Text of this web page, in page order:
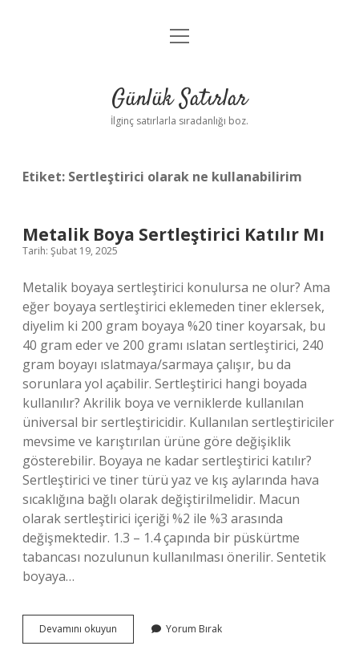
Anasayfa
Yasal Uyarı
menüyü
Günlük Satırlar
İlginç satırlarla sıradanlığı boz.
Etiket: Sertleştirici olarak ne kullanabilirim
Metalik Boya Sertleştirici Katılır Mı
Tarih: Şubat 19, 2025
Metalik boyaya sertleştirici konulursa ne olur? Ama
eğer boyaya sertleştirici eklemeden tiner eklersek,
diyelim ki 200 gram boyaya %20 tiner koyarsak, bu
40 gram eder ve 200 gramı ıslatan sertleştirici, 240
gram boyayı ıslatmaya/sarmaya çalışır, bu da
sorunlara yol açabilir. Sertleştirici hangi boyada
kullanılır? Akrilik boya ve verniklerde kullanılan
üniversal bir sertleştiricidir. Kullanılan sertleştiriciler
mevsime ve karıştırılan ürüne göre değişiklik
gösterebilir. Boyaya ne kadar sertleştirici katılır?
Sertleştirici ve tiner türü yaz ve kış aylarında hava
sıcaklığına bağlı olarak değiştirilmelidir. Macun
olarak sertleştirici içeriği %2 ile %3 arasında
değişmektedir. 1.3 – 1.4 çapında bir püskürtme
tabancası nozulunun kullanılması önerilir. Sentetik
boyaya…
Devamını okuyun
Boya
Yorum Bırak